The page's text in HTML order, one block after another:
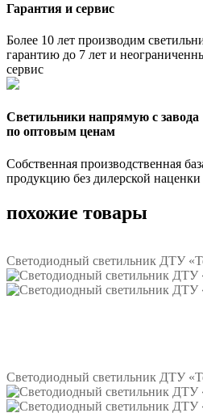
Гарантия и сервис
Более 10 лет производим
гарантию до 7 лет и
сервис
Светильники напрямую с завода
по оптовым ценам
Собственная производственная
продукцию без дилерской наценки
похожие товары
Светодиодный светильник ДТУ
Светодиодный светильник ДТУ